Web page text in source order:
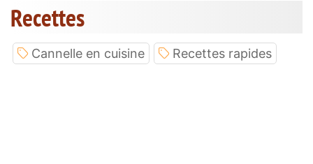
Recettes
Cannelle en cuisine Recettes rapides